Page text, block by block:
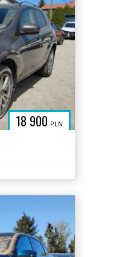
18 900 PLN